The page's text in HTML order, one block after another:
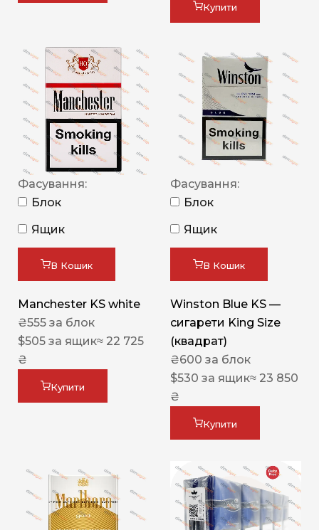
Купити
Фасування:
Блок
Ящик
В Кошик
Manchester KS white
₴555 за блок
$505 за ящик≈ 22 725
₴
Купити
Фасування:
Блок
Ящик
В Кошик
Winston Blue KS —
сигарети King Size
(квадрат)
₴600 за блок
$530 за ящик≈ 23 850
₴
Купити